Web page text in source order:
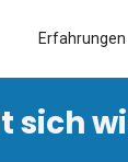
Erfahrungen